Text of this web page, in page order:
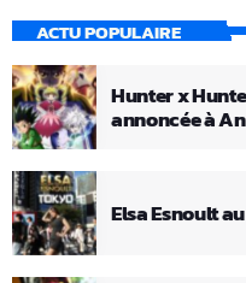
ACTU POPULAIRE
Hunter x
annoncée à
Elsa Esnoult